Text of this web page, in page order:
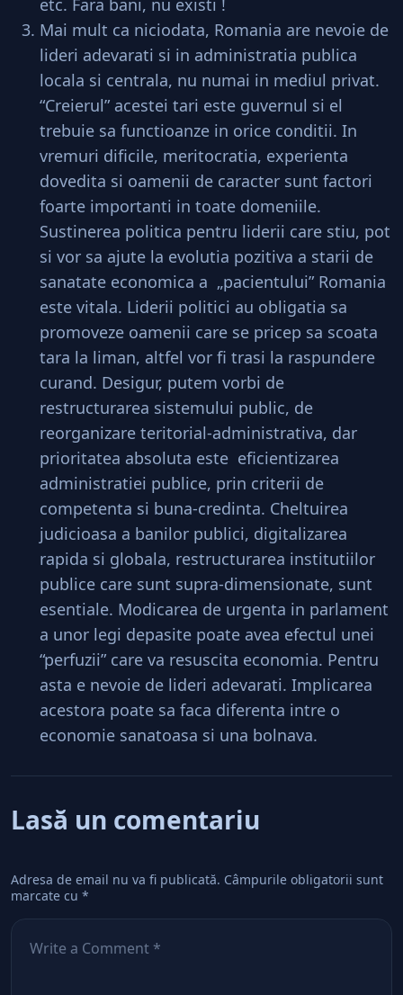
etc. Fara bani, nu existi !
Mai mult ca niciodata, Romania are nevoie de
lideri adevarati si in administratia publica
locala si centrala, nu numai in mediul privat.
“Creierul” acestei tari este guvernul si el
trebuie sa functioanze in orice conditii. In
vremuri dificile, meritocratia, experienta
dovedita si oamenii de caracter sunt factori
foarte importanti in toate domeniile.
Sustinerea politica pentru liderii care stiu, pot
si vor sa ajute la evolutia pozitiva a starii de
sanatate economica a „pacientului” Romania
este vitala. Liderii politici au obligatia sa
promoveze oamenii care se pricep sa scoata
tara la liman, altfel vor fi trasi la raspundere
curand. Desigur, putem vorbi de
restructurarea sistemului public, de
reorganizare teritorial-administrativa, dar
prioritatea absoluta este eficientizarea
administratiei publice, prin criterii de
competenta si buna-credinta. Cheltuirea
judicioasa a banilor publici, digitalizarea
rapida si globala, restructurarea institutiilor
publice care sunt supra-dimensionate, sunt
esentiale. Modicarea de urgenta in parlament
a unor legi depasite poate avea efectul unei
“perfuzii” care va resuscita economia. Pentru
asta e nevoie de lideri adevarati. Implicarea
acestora poate sa faca diferenta intre o
economie sanatoasa si una bolnava.
Lasă un comentariu
Adresa de email nu va fi publicată. Câmpurile obligatorii sunt
marcate cu *